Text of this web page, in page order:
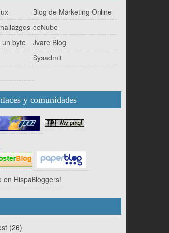
Blog de Marketing Online
eeNube
un byte
Jvare Blog
Sysadmit
y comunidades
(26)